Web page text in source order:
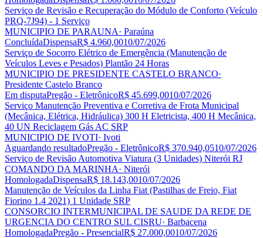
Serviço de Revisão e Recuperação do Módulo de Conforto (Veículo
PRQ-7J94) - 1 Serviço
MUNICIPIO DE PARAUNA· Paraúna
ConcluídaDispensaR$ 4.960,0010/07/2026
Serviço de Socorro Elétrico de Emergência (Manutenção de
Veículos Leves e Pesados) Plantão 24 Horas
MUNICIPIO DE PRESIDENTE CASTELO BRANCO·
Presidente Castelo Branco
Em disputaPregão - EletrônicoR$ 45.699,0010/07/2026
Serviço Manutenção Preventiva e Corretiva de Frota Municipal
(Mecânica, Elétrica, Hidráulica) 300 H Eletricista, 400 H Mecânica,
40 UN Reciclagem Gás AC SRP
MUNICIPIO DE IVOTI· Ivoti
Aguardando resultadoPregão - EletrônicoR$ 370.940,0510/07/2026
Serviço de Revisão Automotiva Viatura (3 Unidades) Niterói RJ
COMANDO DA MARINHA· Niterói
HomologadaDispensaR$ 18.143,0010/07/2026
Manutenção de Veículos da Linha Fiat (Pastilhas de Freio, Fiat
Fiorino 1.4 2021) 1 Unidade SRP
CONSORCIO INTERMUNICIPAL DE SAUDE DA REDE DE
URGENCIA DO CENTRO SUL CISRU· Barbacena
HomologadaPregão - PresencialR$ 27.000,0010/07/2026